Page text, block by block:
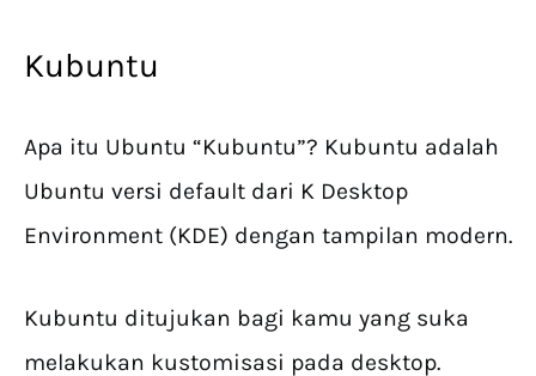
Kubuntu
Apa itu Ubuntu “Kubuntu”? Kubuntu adalah
Ubuntu versi default dari K Desktop
Environment (KDE) dengan tampilan modern.
Kubuntu ditujukan bagi kamu yang suka
melakukan kustomisasi pada desktop.